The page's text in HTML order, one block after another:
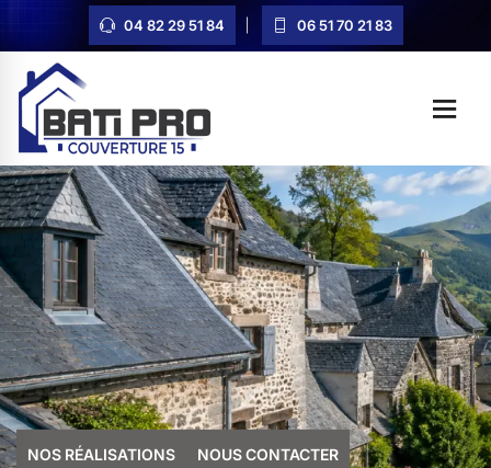
04 82 29 51 84 06 51 70 21 83
NOS RÉALISATIONS NOUS CONTACTER